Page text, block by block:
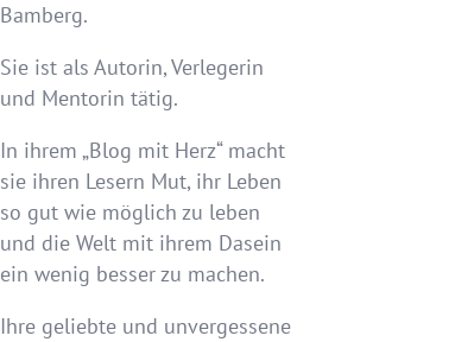
Bamberg.
Sie ist als Autorin, Verlegerin
und Mentorin tätig.
In ihrem „Blog mit Herz“ macht
sie ihren Lesern Mut, ihr Leben
so gut wie möglich zu leben
und die Welt mit ihrem Dasein
ein wenig besser zu machen.
Ihre geliebte und unvergessene